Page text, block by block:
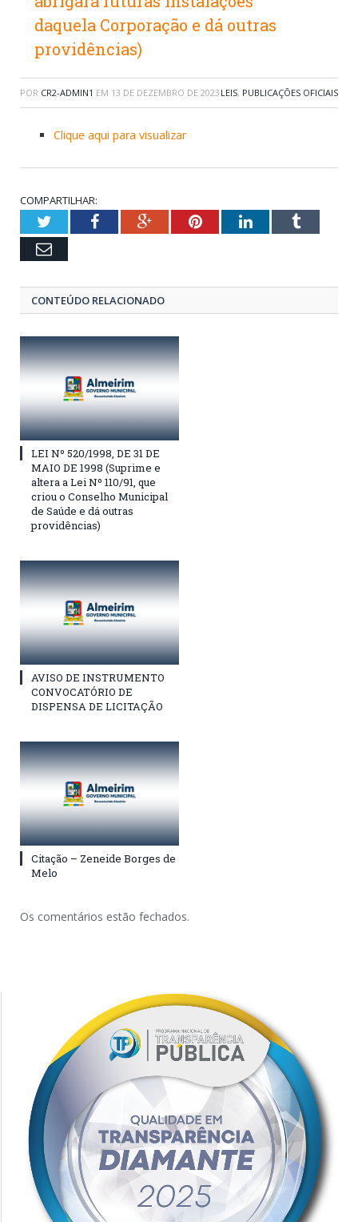
daquela Corporação e dá outras
providências)
POR CR2-ADMIN1 EM 13 DE DEZEMBRO DE 2023 LEIS, PUBLICAÇÕES OFICIAIS
Clique aqui para visualizar
COMPARTILHAR:
TwitterFacebookGoogle+PinterestLinkedInTumblr
Email
CONTEÚDO RELACIONADO
LEI Nº 520/1998, DE 31 DE
MAIO DE 1998 (Suprime e
altera a Lei Nº 110/91, que
criou o Conselho Municipal
de Saúde e dá outras
providências)
AVISO DE INSTRUMENTO
CONVOCATÓRIO DE
DISPENSA DE LICITAÇÃO
Citação – Zeneide Borges de
Melo
Os comentários estão fechados.